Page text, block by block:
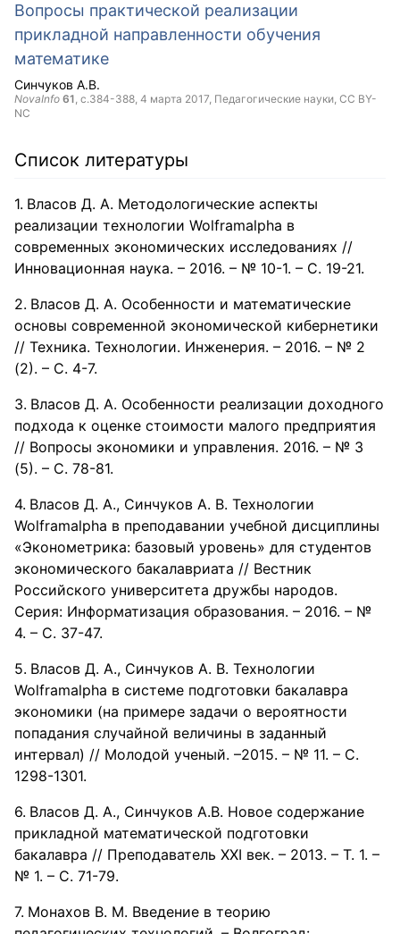
Вопросы практической реализации
прикладной направленности обучения
математике
Синчуков А.В.
NovaInfo 61, с.384-388, 4 марта 2017, Педагогические науки, CC BY-
NC
Список литературы
Власов Д. А. Методологические аспекты
реализации технологии Wolframalpha в
современных экономических исследованиях //
Инновационная наука. – 2016. – № 10-1. – С. 19-21.
Власов Д. А. Особенности и математические
основы современной экономической кибернетики
// Техника. Технологии. Инженерия. – 2016. – № 2
(2). – С. 4-7.
Власов Д. А. Особенности реализации доходного
подхода к оценке стоимости малого предприятия
// Вопросы экономики и управления. 2016. – № 3
(5). – С. 78-81.
Власов Д. А., Синчуков А. В. Технологии
Wolframalpha в преподавании учебной дисциплины
«Эконометрика: базовый уровень» для студентов
экономического бакалавриата // Вестник
Российского университета дружбы народов.
Серия: Информатизация образования. – 2016. – №
4. – С. 37-47.
Власов Д. А., Синчуков А. В. Технологии
Wolframalpha в системе подготовки бакалавра
экономики (на примере задачи о вероятности
попадания случайной величины в заданный
интервал) // Молодой ученый. –2015. – № 11. – С.
1298-1301.
Власов Д. А., Синчуков А.В. Новое содержание
прикладной математической подготовки
бакалавра // Преподаватель XXI век. – 2013. – Т. 1. –
№ 1. – С. 71-79.
Монахов В. М. Введение в теорию